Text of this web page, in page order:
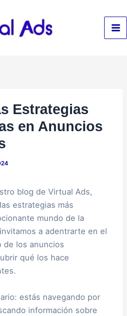
Estrategias
en Anuncios
blog de Virtual Ads,
estrategias más
mundo de la
a adentrarte en el
de los anuncios
qué los hace
estás navegando por
información sobre